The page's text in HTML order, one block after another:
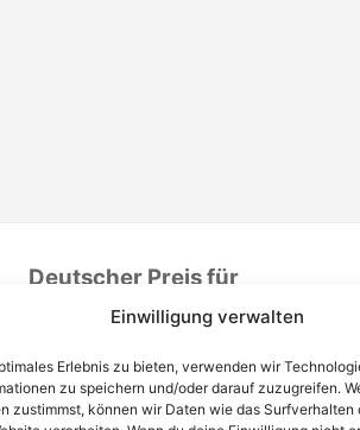
Einwilligung verwalten
Erlebnis zu bieten, verwenden wir
zu speichern und/oder darauf zuzugreifen.
zustimmst, können wir Daten wie das Surfverhalten
Deutscher Preis für
Patientensicherheit 2016